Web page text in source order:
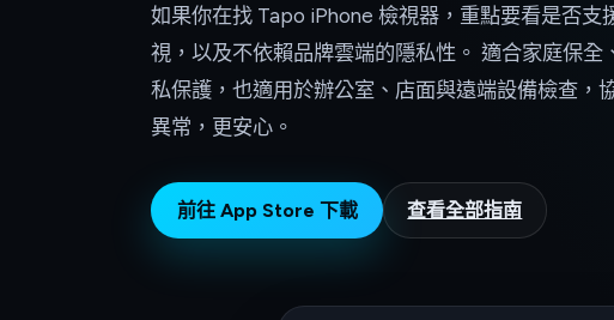
如果你在找 Tapo iPhone 檢視器，重點要看是否
視，以及不依賴品牌雲端的隱私性。 適合家庭保
私保護，也適用於辦公室、店面與遠端設備檢查，
異常，更安心。
前往 App Store 下載 查看全部指南